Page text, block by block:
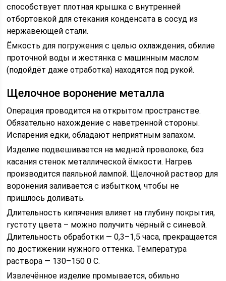
способствует плотная крышка с внутренней
отбортовкой для стекания конденсата в сосуд из
нержавеющей стали.
Ёмкость для погружения с целью охлаждения, обилие
проточной воды и жестянка с машинным маслом
(подойдёт даже отработка) находятся под рукой.
Щелочное воронение металла
Операция проводится на открытом пространстве.
Обязательно нахождение с наветренной стороны.
Испарения едки, обладают неприятным запахом.
Изделие подвешивается на медной проволоке, без
касания стенок металлической ёмкости. Нагрев
производится паяльной лампой. Щелочной раствор для
воронения заливается с избытком, чтобы не
пришлось доливать.
Длительность кипячения влияет на глубину покрытия,
густоту цвета – можно получить чёрный с синевой.
Длительность обработки — 0,3–1,5 часа, прекращается
по достижении нужного оттенка. Температура
раствора — 130–150 0 С.
Извлечённое изделие промывается, обильно